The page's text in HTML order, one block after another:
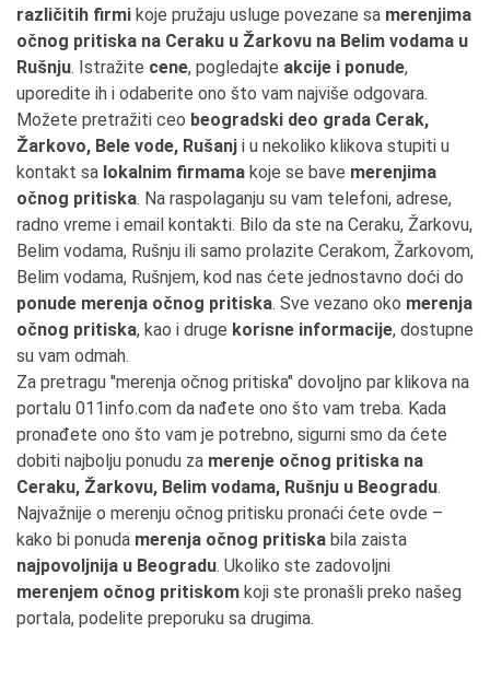
različitih firmi koje pružaju usluge povezane sa merenjima
očnog pritiska na Ceraku u Žarkovu na Belim vodama u
Rušnju. Istražite cene, pogledajte akcije i ponude,
uporedite ih i odaberite ono što vam najviše odgovara.
Možete pretražiti ceo beogradski deo grada Cerak,
Žarkovo, Bele vode, Rušanj i u nekoliko klikova stupiti u
kontakt sa lokalnim firmama koje se bave merenjima
očnog pritiska. Na raspolaganju su vam telefoni, adrese,
radno vreme i email kontakti. Bilo da ste na Ceraku, Žarkovu,
Belim vodama, Rušnju ili samo prolazite Cerakom, Žarkovom,
Belim vodama, Rušnjem, kod nas ćete jednostavno doći do
ponude merenja očnog pritiska. Sve vezano oko merenja
očnog pritiska, kao i druge korisne informacije, dostupne
su vam odmah.
Za pretragu "merenja očnog pritiska" dovoljno par klikova na
portalu 011info.com da nađete ono što vam treba. Kada
pronađete ono što vam je potrebno, sigurni smo da ćete
dobiti najbolju ponudu za merenje očnog pritiska na
Ceraku, Žarkovu, Belim vodama, Rušnju u Beogradu.
Najvažnije o merenju očnog pritisku pronaći ćete ovde –
kako bi ponuda merenja očnog pritiska bila zaista
najpovoljnija u Beogradu. Ukoliko ste zadovoljni
merenjem očnog pritiskom koji ste pronašli preko našeg
portala, podelite preporuku sa drugima.